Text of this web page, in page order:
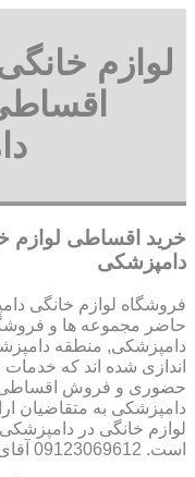
لوازم
خرید اقساطی لوازم
دامپزشکی
فروشگاه لوازم خانگی
حاضر مجموعه ها و
دامپزشکی, منطقه
اندازی شده اند که
حضوری و فروش اقساطی
دامپزشکی به متقاضیان
لوازم خانگی در
است. 09123069612 آقای میثم افسری